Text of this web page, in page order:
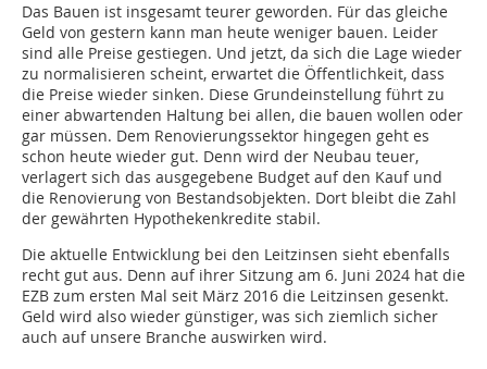
Das Bauen ist insgesamt teurer geworden. Für das gleiche
Geld von gestern kann man heute weniger bauen. Leider
sind alle Preise gestiegen. Und jetzt, da sich die Lage wieder
zu normalisieren scheint, erwartet die Öffentlichkeit, dass
die Preise wieder sinken. Diese Grundeinstellung führt zu
einer abwartenden Haltung bei allen, die bauen wollen oder
gar müssen. Dem Renovierungssektor hingegen geht es
schon heute wieder gut. Denn wird der Neubau teuer,
verlagert sich das ausgegebene Budget auf den Kauf und
die Renovierung von Bestandsobjekten. Dort bleibt die Zahl
der gewährten Hypothekenkredite stabil.
Die aktuelle Entwicklung bei den Leitzinsen sieht ebenfalls
recht gut aus. Denn auf ihrer Sitzung am 6. Juni 2024 hat die
EZB zum ersten Mal seit März 2016 die Leitzinsen gesenkt.
Geld wird also wieder günstiger, was sich ziemlich sicher
auch auf unsere Branche auswirken wird.